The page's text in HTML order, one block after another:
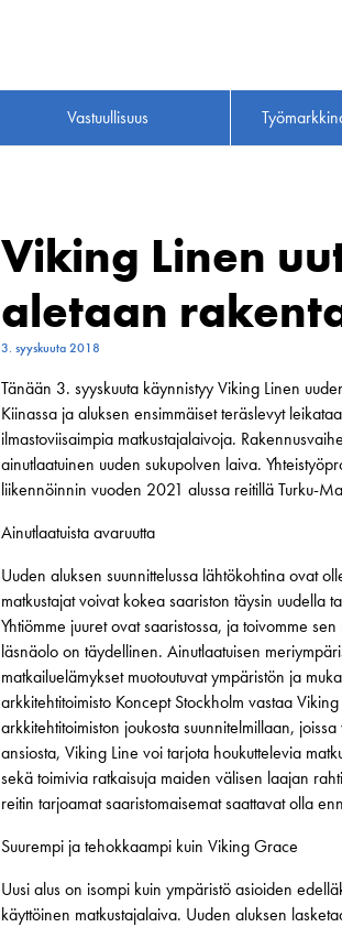
Vastuullisuus
Viking Linen
aletaan
3. syyskuuta 2018
Tänään 3. syyskuuta käynnistyy Viking Linen
Kiinassa ja aluksen ensimmäiset teräslevyt
ilmastoviisaimpia matkustajalaivoja.
ainutlaatuinen uuden sukupolven laiva.
liikennöinnin vuoden 2021 alussa reitillä Turku-
Ainutlaatuista avaruutta
Uuden aluksen suunnittelussa lähtökohtina ovat
matkustajat voivat kokea saariston täysin uudella
Yhtiömme juuret ovat saaristossa, ja toivomme
läsnäolo on täydellinen. Ainutlaatuisen
matkailuelämykset muotoutuvat ympäristön ja
arkkitehtitoimisto Koncept Stockholm vastaa
arkkitehtitoimiston joukosta suunnitelmillaan,
ansiosta, Viking Line voi tarjota houkuttelevia
sekä toimivia ratkaisuja maiden välisen laajan
reitin tarjoamat saaristomaisemat saattavat olla
Suurempi ja tehokkaampi kuin Viking Grace
Uusi alus on isompi kuin ympäristö asioiden
käyttöinen matkustajalaiva. Uuden aluksen